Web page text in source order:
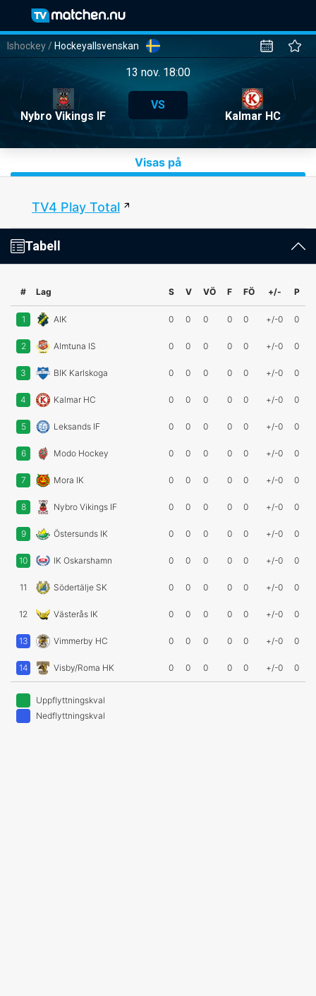
Ishockey / Hockeyallsvenskan
13 nov. 18:00
Nybro Vikings IF
VS
Kalmar HC
Visas på
TV4 Play Total
Tabell
# Lag S V VÖ F FÖ +/- P
1 AIK 0 0 0 0 0 +/-0 0
2 Almtuna IS 0 0 0 0 0 +/-0 0
3 BIK Karlskoga 0 0 0 0 0 +/-0 0
4 Kalmar HC 0 0 0 0 0 +/-0 0
5 Leksands IF 0 0 0 0 0 +/-0 0
6 Modo Hockey 0 0 0 0 0 +/-0 0
7 Mora IK 0 0 0 0 0 +/-0 0
8 Nybro Vikings IF 0 0 0 0 0 +/-0 0
9 Östersunds IK 0 0 0 0 0 +/-0 0
10 IK Oskarshamn 0 0 0 0 0 +/-0 0
11 Södertälje SK 0 0 0 0 0 +/-0 0
12 Västerås IK 0 0 0 0 0 +/-0 0
13 Vimmerby HC 0 0 0 0 0 +/-0 0
14 Visby/Roma HK 0 0 0 0 0 +/-0 0
Uppflyttningskval
Nedflyttningskval